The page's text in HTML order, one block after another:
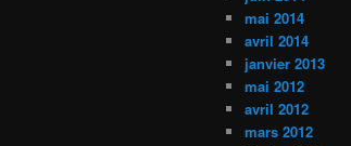
mai 2014
avril 2014
janvier 2013
mai 2012
avril 2012
mars 2012